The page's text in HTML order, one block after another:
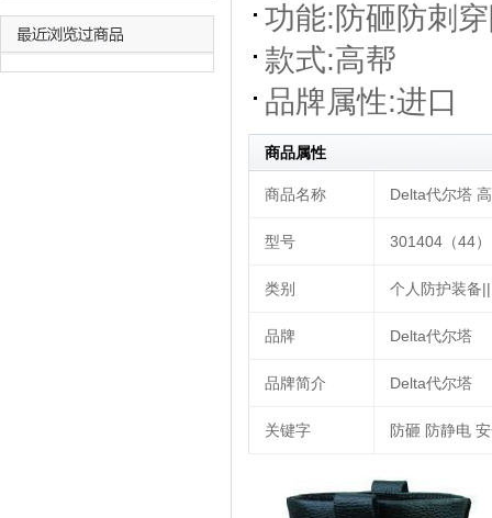
功能:防砸防刺穿
款式:高帮
品牌属性:进口
商品属性
商品名称 Delta代尔塔
型号 301404（44）
类别 个人防护装备
品牌 Delta代尔塔
品牌简介 Delta代尔塔
关键字 防砸 防静电